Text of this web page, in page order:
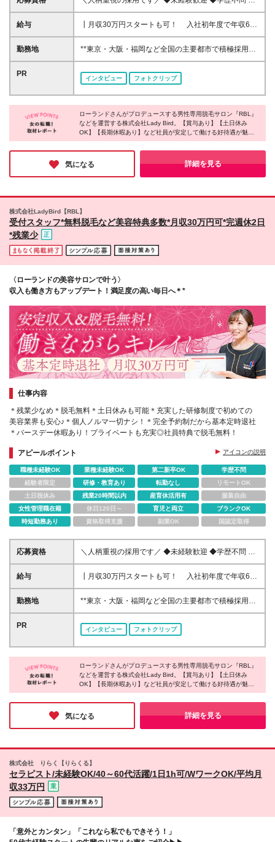
第二新卒OK ◆ブランクOK ◆フリーターOK ◆社会人
デビュー歓迎 「未経験だし不安…」という方に
事を頑張りたい！ という気持ちがあれば十分です◎
給与
┃月収30万円スタートも可！ 入社初年度で年収600
万円のメンバーも ◆東京・神奈川・埼玉・千葉・愛
知・大阪・京都・兵庫・福岡 月給26万円～50万円＋
ナス ※上記額にはみなし残業代（月30時間分/53,800
せる！ ────────────── 【1】広告費がかから
ない分スタッフに還元 ROLANDプロデュースという
圧倒的な知名度があるため、 一般的なサロンのよう
ています。 【2】「売る」のではなく「選ばれる」 ブ
ランド力 無理な勧誘をしなくてもお客様の方から選
ティブも獲得しやすくなっています。
勤務地
**東京・大阪・福岡など全国の主要都市で積極採用
中！** 新宿、渋谷、横浜、梅田、天神など、人気の街
で活躍できます。 最寄り駅から徒歩5分以内の店舗も
多数！ ※配属は希望を考慮します。U・Iターンも歓
迎！ ※希望しない転居を伴う転勤はありません。 ＝
＝全国各地で採用中！＝＝ 関東エリア(東京・神奈
川・埼玉・千葉・栃木・茨城・群馬) 関西・中部エリ
ア(大阪・京都・兵庫・奈良・和歌山・愛知・三重・
長野・新潟・山梨・静岡) 中国・四国エリア(広島・岡
海道・宮城・岩手・福島) 九州・沖縄エリア(福岡・熊
本・宮崎・鹿児島・沖縄) ※変更の範囲：上記を除く
PR
インタビュー フォトクリップ
ローランドさんがプロデュースする男性専用脱毛サロン『RBL』
などを運営する株式会社Lady Bird。【賞与あり】【土日休み
OK】【長期休暇あり】など社員が安定して働ける好待遇が魅力
です。温かく真摯に取材に応じてくださったスタッフの方々から
は、これからの成長への熱意を感じました。「美」へのこだわり
を詰め込んだサロンを展開する同社で、美容未経験から活躍でき
るチャンスをぜひ掴んでください！
気になる 詳細を見る
株式会社LadyBird【RBL】
受付スタッフ*無料脱毛など美容特典多数*月収30万円可*完週休2日
*残業少
〈ローランドの美容サロンで叶う〉
収入も働き方もアップデート！満足度の高い毎日へ＊*
仕事内容
＊残業少なめ＊脱毛無料＊土日休みも可能＊充実した研修制度で初めての
美容業界も安心♪＊個人ノルマ一切ナシ！＊完全予約制だから基本定時退社
＊バースデー休暇あり！プライベートも充実◎社員特典で脱毛無料！
アピールポイント アイコンの説明
職種未経験OK 業種未経験OK 第二新卒OK
学歴不問
経験者限定
研修・教育あり 転勤なし
リモートOK
土日祝休み
残業20時間以内 産育休活用有
服装自由
女性管理職在籍
休日120日～ 育児と両立
ブランクOK
時短勤務あり
資格取得支援 副業OK 国認定取得
応募資格
＼人柄重視の採用です／ ◆未経験歓迎 ◆学歴不問 ◆
第二新卒OK ◆ブランクOK ◆フリーターOK ◆社会人
デビュー歓迎 「未経験だし不安…」という方に
事を頑張りたい！ という気持ちがあれば十分です◎
給与
┃月収30万円スタートも可！ 入社初年度で年収600
万円のメンバーも ◆東京・神奈川・埼玉・千葉・愛
知・大阪・京都・兵庫・福岡 月給26万円～50万円＋
ナス ※上記額にはみなし残業代（月30時間分/53,800
せる！ ────────────── 【1】広告費がかから
ない分スタッフに還元 ROLANDプロデュースという
圧倒的な知名度があるため、 一般的なサロンのよう
ています。 【2】「売る」のではなく「選ばれる」 ブ
ランド力 無理な勧誘をしなくてもお客様の方から選
ティブも獲得しやすくなっています。
勤務地
**東京・大阪・福岡など全国の主要都市で積極採用
中！** 新宿、渋谷、横浜、梅田、天神など、人気の街
で活躍できます。 最寄り駅から徒歩5分以内の店舗も
多数！ ※配属は希望を考慮します。U・Iターンも歓
迎！ ※希望しない転居を伴う転勤はありません。 ＝
＝全国各地で採用中！＝＝ 関東エリア(東京・神奈
川・埼玉・千葉・栃木・茨城・群馬) 関西・中部エリ
ア(大阪・京都・兵庫・奈良・和歌山・愛知・三重・
長野・新潟・山梨・静岡) 中国・四国エリア(広島・岡
海道・宮城・岩手・福島) 九州・沖縄エリア(福岡・熊
本・宮崎・鹿児島・沖縄) ※変更の範囲：上記を除く
PR
インタビュー フォトクリップ
ローランドさんがプロデュースする男性専用脱毛サロン『RBL』
などを運営する株式会社Lady Bird。【賞与あり】【土日休み
OK】【長期休暇あり】など社員が安定して働ける好待遇が魅力
です。温かく真摯に取材に応じてくださったスタッフの方々から
は、これからの成長への熱意を感じました。「美」へのこだわり
を詰め込んだサロンを展開する同社で、美容未経験から活躍でき
るチャンスをぜひ掴んでください！
気になる 詳細を見る
株式会社 りらく【りらくる】
セラピスト/未経験OK/40～60代活躍/1日1h可/WワークOK/平均月
収33万円
「意外とカンタン」「これなら私でもできそう！」